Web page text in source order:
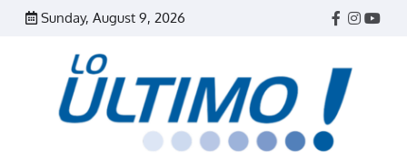
Skip
Sunday, August 9, 2026
Facebook